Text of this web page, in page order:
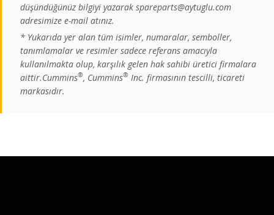
düşündüğünüz bilgiyi yazarak spareparts@aytuglu.com
adresimize e-mail atınız.
* Yukarıda yer alan tüm isimler, numaralar, semboller,
tanımlamalar ve resimler sadece referans amacıyla
kullanılmakta olup, karşılık gelen hak sahibi üretici firmalara
aittir.Cummins®, Cummins® Inc. firmasının tescilli, ticareti
markasıdır.